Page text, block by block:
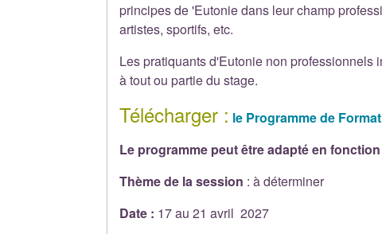
principes de 'Eutonie dans leur champ
artistes, sportifs, etc.
Les pratiquants d'Eutonie non
à tout ou partie du stage.
Télécharger : le Programme de
Le programme peut être adapté en
Thème de la session : à déterminer
Date : 17 au 21 avril 2027